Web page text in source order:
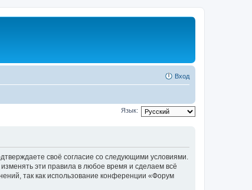
Вход
Язык:
своё согласие со следующими условиями.
эти правила в любое время и сделаем всё
так как использование конференции «Форум